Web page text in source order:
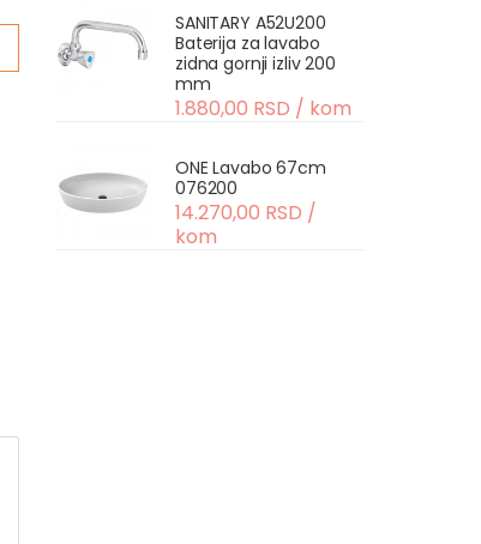
SANITARY A52U200
Baterija za lavabo
zidna gornji izliv 200
mm
1.880,00 RSD / kom
ONE Lavabo 67cm
076200
14.270,00 RSD /
kom